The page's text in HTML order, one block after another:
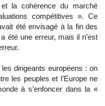
et la cohérence du marché
compétitives ». Ce
été envisagé à la fin des
été une erreur, mais il n’est
dirigeants européens : on
les peuples et l’Europe ne
à s’enfoncer dans la «